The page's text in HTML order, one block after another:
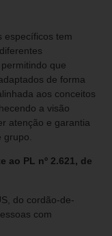
específicos tem
que
de forma
aos conceitos
a visão
atenção e garantia
ao PL nº 2.621, de
do cordão-de-
com